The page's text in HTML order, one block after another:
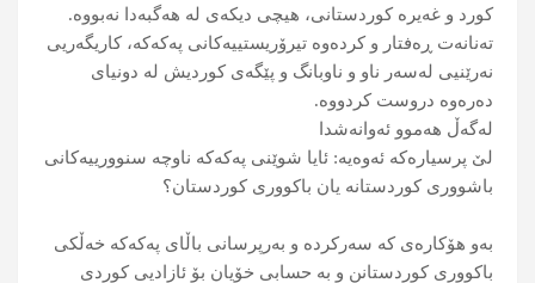
كورد و غەیرە كوردستانی، ھیچی دیکەی لە ھەگبەدا نەبووە.
تەنانەت ڕەفتار و کردەوە تیرۆریستییەکانی پەكەكە، کاریگەریی
نەرێنیی لەسەر ناو و ناوبانگ و پێگەی کوردیش لە دونیای
دەرەوە دروست کردووە.
لەگەڵ ھەموو ئەوانەشدا
لێ پرسیارەکە ئەوەیە: ئایا شوێنی پەکەکە ناوچە سنوورییەکانی
باشووری کوردستانە یان باکووری کوردستان؟
بەو ھۆکارەی كە سەرکردە و بەرپرسانی باڵای پەکەکە خەڵکی
باکووری کوردستانن و بە حسابی خۆیان بۆ ئازادیی كوردی